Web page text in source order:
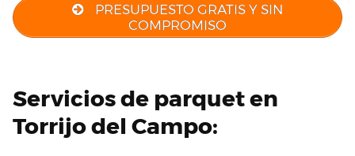
PRESUPUESTO GRATIS Y SIN
COMPROMISO
Servicios de parquet en
Torrijo del Campo: